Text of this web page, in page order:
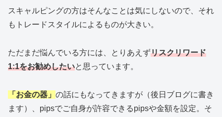
スキャルピングの方はそんなことは気にしないので、それ
もトレードスタイルによるものが大きい。
ただまだ悩んでいる方には、とりあえずリスクリワード
1:1をお勧めしたいと思っています。
「お金の器」 の話にもなってきますが（後日ブログに書き
ます）、pipsでご自身が許容できるpipsや金額を設定。そ